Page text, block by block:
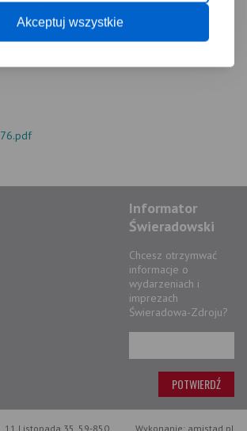
Akceptuj wszystkie
Informator
Świeradowski
Chcesz otrzymwać
informacje o
wydarzeniach i
imprezach
Świeradowa-Zdroju?
Wykonanie: amistad.pl
11 Listopada 35, 59-850